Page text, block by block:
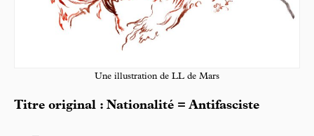
Une illustration de LL de Mars
Titre original : Nationalité = Antifasciste